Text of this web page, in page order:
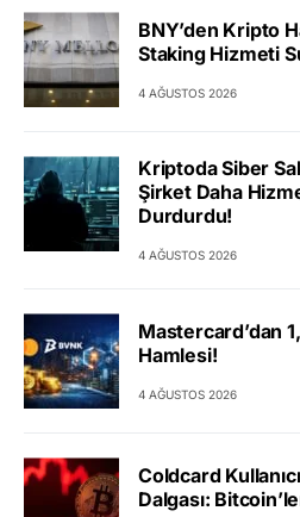
BNY’den Kripto
Staking Hizmeti
4 AĞUSTOS 2026
Kriptoda Siber
Şirket Daha
Durdurdu!
4 AĞUSTOS 2026
Mastercard’dan
Hamlesi!
4 AĞUSTOS 2026
Coldcard
Dalgası: